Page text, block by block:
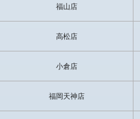
福山店
高松店
小倉店
福岡天神店